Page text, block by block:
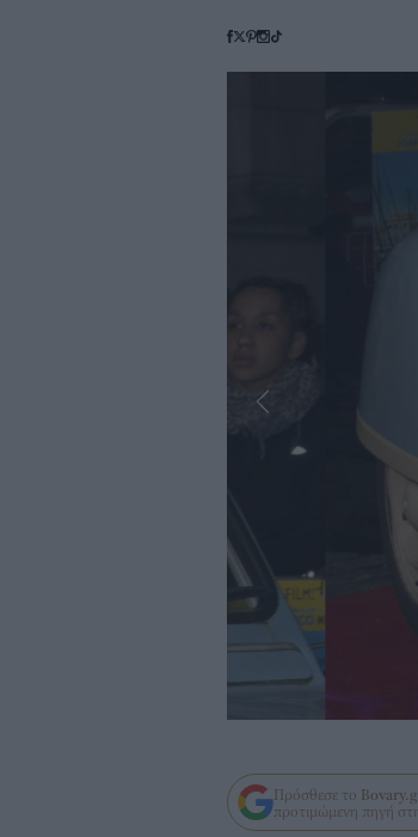
Πρόσθεσε το
προτιμώμενη πηγή